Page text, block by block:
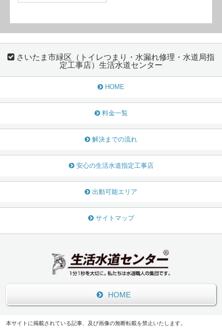
さいたま市緑区（トイレつまり・水漏れ修理・水道局指
定工事店）生活水道センター
HOME
料金一覧
解決までの流れ
安心の生活水道指定工事店
出動可能エリア
サイトマップ
HOME
本サイトに掲載されている記事、及び画像の無断転載を禁止いたします。